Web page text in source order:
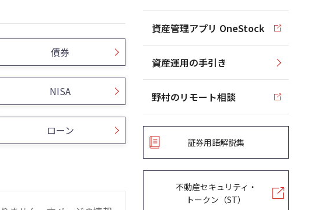
債券
NISA
ローン
資産管理アプリ OneStock
資産運用の手引き
野村のリモート相談
証券用語解説集
不動産セキュリティ・
トークン（ST）